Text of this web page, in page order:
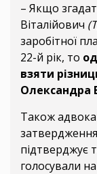
– Якщо
Віталійович
заробітної
22-й рік, то
взяти
Олександра
Також
підтверджує
голосували